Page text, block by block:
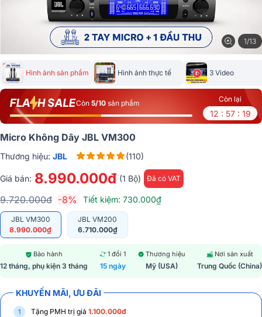
1/13
Hình ảnh sản phẩm Hình ảnh thực tế 3 Video
Còn 5/10 sản phẩm Còn lại
12 : 57 : 19
Micro Không Dây JBL VM300
Thương hiệu: JBL (110)
Giá bán: 8.990.000đ (1 Bộ) Đã có VAT
9.720.000đ -8% Tiết kiệm: 730.000₫
JBL VM300
8.990.000₫
JBL VM200
6.710.000₫
Bảo hành
12 tháng, phụ kiện 3 tháng
1 đổi 1
15 ngày
Thương hiệu
Mỹ (USA)
Nơi sản xuất
Trung Quốc (China)
KHUYẾN MÃI, ƯU ĐÃI
Tặng PMH trị giá 1.100.000đ